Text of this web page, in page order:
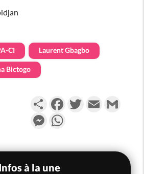
CI Laurent Gbagbo
Bictogo
PartagerFacebookTwitterEmail
Messenger
à la une